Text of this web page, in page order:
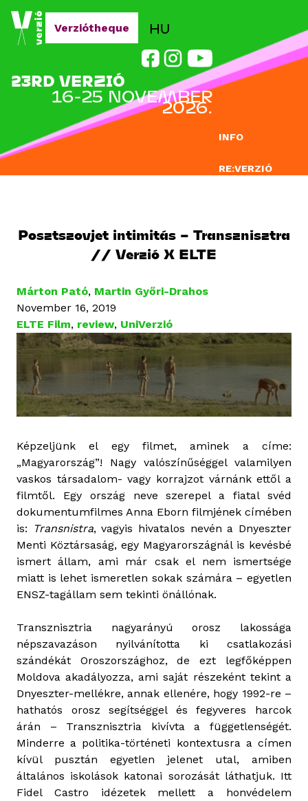
Jump to navigation
INFO
RE:VERZIÓ
DOCLAB
HU
23RD VERZIÓ
16-25 NOVEMBER
2026.
Verziótheque
Posztszovjet intimitás – Transznisztra
// Verzió X ELTE
Márton Pató, Martin Győri-Drahos
November 16, 2019
ELTE Film, review, UniVerzió
Képzeljünk el egy filmet, aminek a címe:
„Magyarország”! Nagy valószínűséggel valamilyen
vaskos társadalom- vagy korrajzot várnánk ettől a
filmtől. Egy ország neve szerepel a fiatal svéd
dokumentumfilmes Anna Eborn filmjének címében
is:
Transnistra, vagyis hivatalos nevén a Dnyeszter
Menti Köztársaság, egy Magyarországnál is kevésbé
ismert állam, ami már csak el nem ismertsége
miatt is lehet ismeretlen sokak számára – egyetlen
ENSZ-tagállam sem tekinti önállónak.
Transznisztria nagyarányú orosz lakossága
népszavazáson nyilvánította ki csatlakozási
szándékát Oroszországhoz, de ezt legfőképpen
Moldova akadályozza, ami saját részeként tekint a
Dnyeszter-mellékre, annak ellenére, hogy 1992-re –
hathatós orosz segítséggel és fegyveres harcok
árán – Transznisztria kivívta a függetlenségét.
Minderre a politika-történeti kontextusra a címen
kívül pusztán egyetlen jelenet utal, amiben
általános iskolások katonai sorozását láthatjuk. Itt
Fidel Castro idézetek mellett a honvédelem